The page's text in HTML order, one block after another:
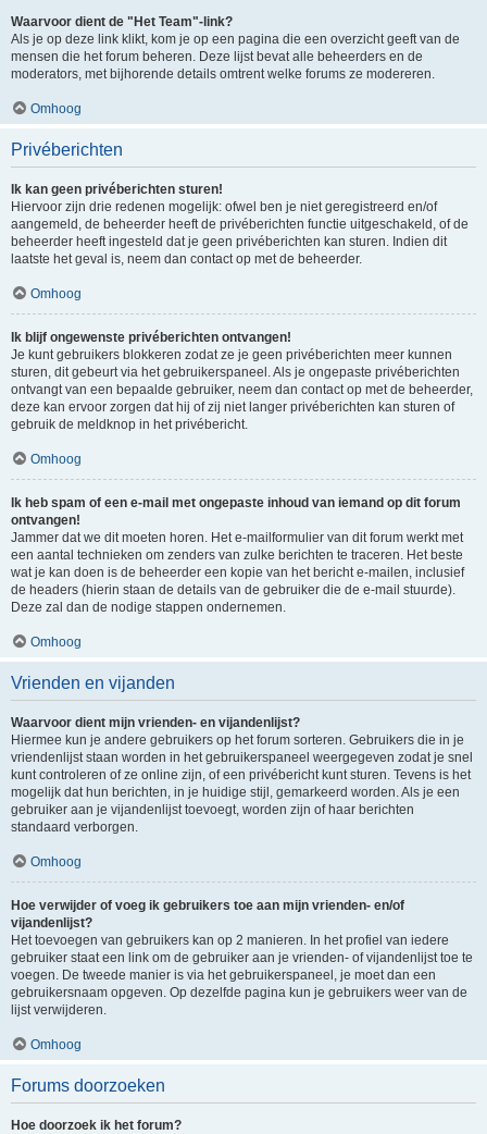
Waarvoor dient de "Het Team"-link?
Als je op deze link klikt, kom je op een pagina die een overzicht geeft van de
mensen die het forum beheren. Deze lijst bevat alle beheerders en de
moderators, met bijhorende details omtrent welke forums ze modereren.
Omhoog
Privéberichten
Ik kan geen privéberichten sturen!
Hiervoor zijn drie redenen mogelijk: ofwel ben je niet geregistreerd en/of
aangemeld, de beheerder heeft de privéberichten functie uitgeschakeld, of de
beheerder heeft ingesteld dat je geen privéberichten kan sturen. Indien dit
laatste het geval is, neem dan contact op met de beheerder.
Omhoog
Ik blijf ongewenste privéberichten ontvangen!
Je kunt gebruikers blokkeren zodat ze je geen privéberichten meer kunnen
sturen, dit gebeurt via het gebruikerspaneel. Als je ongepaste privéberichten
ontvangt van een bepaalde gebruiker, neem dan contact op met de beheerder,
deze kan ervoor zorgen dat hij of zij niet langer privéberichten kan sturen of
gebruik de meldknop in het privébericht.
Omhoog
Ik heb spam of een e-mail met ongepaste inhoud van iemand op dit forum
ontvangen!
Jammer dat we dit moeten horen. Het e-mailformulier van dit forum werkt met
een aantal technieken om zenders van zulke berichten te traceren. Het beste
wat je kan doen is de beheerder een kopie van het bericht e-mailen, inclusief
de headers (hierin staan de details van de gebruiker die de e-mail stuurde).
Deze zal dan de nodige stappen ondernemen.
Omhoog
Vrienden en vijanden
Waarvoor dient mijn vrienden- en vijandenlijst?
Hiermee kun je andere gebruikers op het forum sorteren. Gebruikers die in je
vriendenlijst staan worden in het gebruikerspaneel weergegeven zodat je snel
kunt controleren of ze online zijn, of een privébericht kunt sturen. Tevens is het
mogelijk dat hun berichten, in je huidige stijl, gemarkeerd worden. Als je een
gebruiker aan je vijandenlijst toevoegt, worden zijn of haar berichten
standaard verborgen.
Omhoog
Hoe verwijder of voeg ik gebruikers toe aan mijn vrienden- en/of
vijandenlijst?
Het toevoegen van gebruikers kan op 2 manieren. In het profiel van iedere
gebruiker staat een link om de gebruiker aan je vrienden- of vijandenlijst toe te
voegen. De tweede manier is via het gebruikerspaneel, je moet dan een
gebruikersnaam opgeven. Op dezelfde pagina kun je gebruikers weer van de
lijst verwijderen.
Omhoog
Forums doorzoeken
Hoe doorzoek ik het forum?